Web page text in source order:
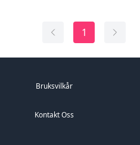
sjefet rundt, og jeg lyttet. Men alt
å endre seg....
1
Bruksvilkår
Kontakt Oss